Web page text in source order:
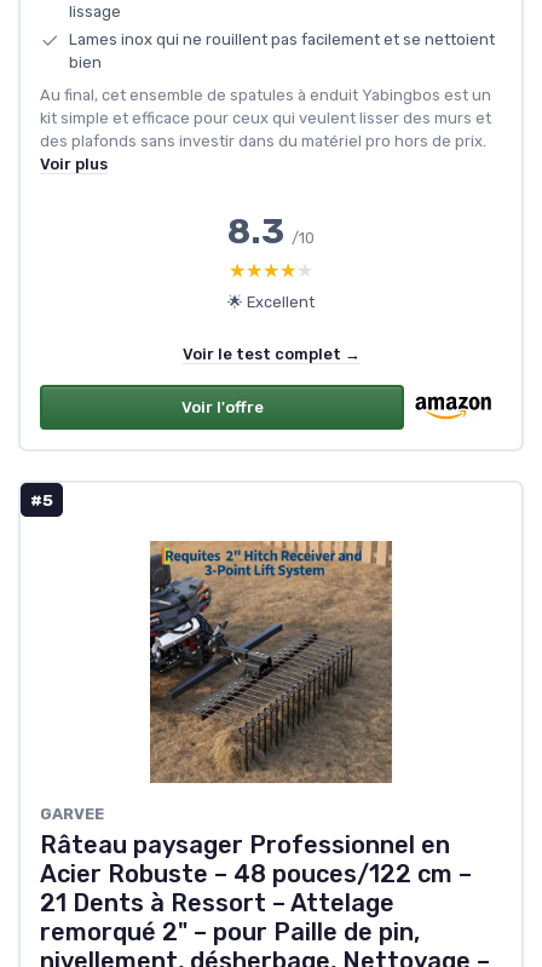
lissage
Lames inox qui ne rouillent pas facilement et se nettoient
bien
Au final, cet ensemble de spatules à enduit Yabingbos est un
kit simple et efficace pour ceux qui veulent lisser des murs et
des plafonds sans investir dans du matériel pro hors de prix.
Voir plus
8.3 /10
★★★★★
★★★★★
🌟 Excellent
Voir le test complet →
Voir l'offre
#5
GARVEE
Râteau paysager Professionnel en
Acier Robuste – 48 pouces/122 cm –
21 Dents à Ressort – Attelage
remorqué 2" – pour Paille de pin,
nivellement, désherbage, Nettoyage –